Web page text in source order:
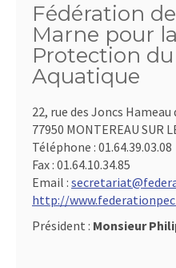
Fédération
Marne pour
Protection
Aquatique
22, rue des Joncs
77950 MONTEREAU SUR
Téléphone : 01.64.39.03.08
Fax : 01.64.10.34.85
Email :
http://
Président : Monsieur